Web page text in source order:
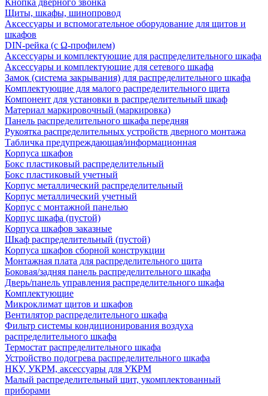
Кнопка дверного звонка
Щиты, шкафы, шинопровод
Аксессуары и вспомогательное оборудование для щитов и
шкафов
DIN-рейка (с Ω-профилем)
Аксессуары и комплектующие для распределительного шкафа
Аксессуары и комплектующие для сетевого шкафа
Замок (система закрывания) для распределительного шкафа
Комплектующие для малого распределительного щита
Компонент для установки в распределительный шкаф
Материал маркировочный (маркировка)
Панель распределительного шкафа передняя
Рукоятка распределительных устройств дверного монтажа
Табличка предупреждающая/информационная
Корпуса шкафов
Бокс пластиковый распределительный
Бокс пластиковый учетный
Корпус металлический распределительный
Корпус металлический учетный
Корпус с монтажной панелью
Корпус шкафа (пустой)
Корпуса шкафов заказные
Шкаф распределительный (пустой)
Корпуса шкафов сборной конструкции
Монтажная плата для распределительного щита
Боковая/задняя панель распределительного шкафа
Дверь/панель управления распределительного шкафа
Комплектующие
Микроклимат щитов и шкафов
Вентилятор распределительного шкафа
Фильтр системы кондиционирования воздуха
распределительного шкафа
Термостат распределительного шкафа
Устройство подогрева распределительного шкафа
НКУ, УКРМ, аксессуары для УКРМ
Малый распределительный щит, укомплектованный
приборами